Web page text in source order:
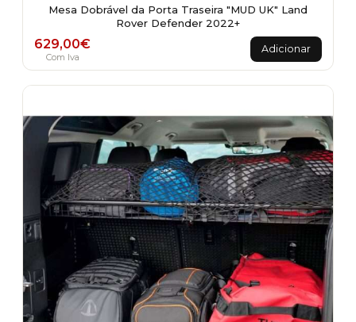
Mesa Dobrável da Porta Traseira "MUD UK" Land
Rover Defender 2022+
629,00€
Com Iva
Adicionar